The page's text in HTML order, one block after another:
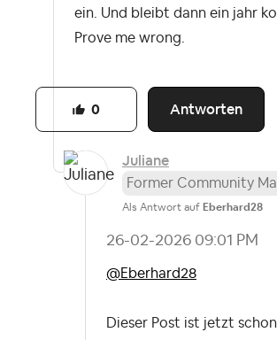
ein. Und bleibt dann ein jahr
Prove me wrong.
Antworten
0
Juliane
Former Community
Als Antwort auf Eberhard28
‎26-02-2026 09:01 PM
@Eberhard28
Dieser Post ist jetzt